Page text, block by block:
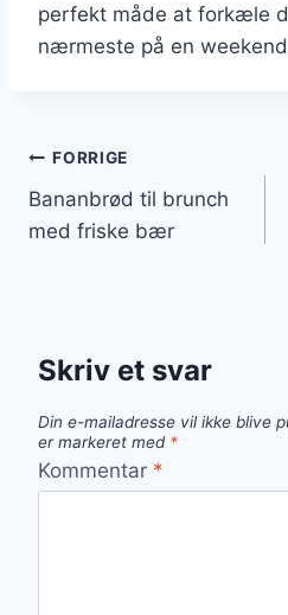
perfekt måde at forkæle
nærmeste på en
FORRIGE
Bananbrød til brunch
med friske bær
Skriv et svar
Din e-mailadresse vil ikke blive
er markeret med *
Kommentar *